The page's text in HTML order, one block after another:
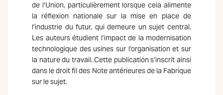
de l’Union, particulièrement lorsque cela alimente
la réflexion nationale sur la mise en place de
l’industrie du futur, qui demeure un sujet central.
Les auteurs étudient l’impact de la modernisation
technologique des usines sur l’organisation et sur
la nature du travail. Cette publication s’inscrit ainsi
dans le droit fil des Note antérieures de la Fabrique
sur le sujet.